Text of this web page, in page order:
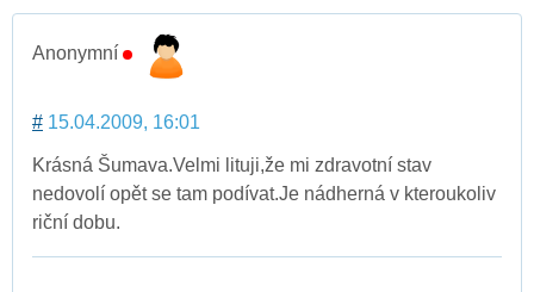
Anonymní
# 15.04.2009, 16:01
Krásná Šumava.Velmi lituji,že mi zdravotní stav
nedovolí opět se tam podívat.Je nádherná v kteroukoliv
riční dobu.